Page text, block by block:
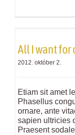
All I want for
2012. október 2.
Etiam sit amet
Phasellus
ornare, ante
sapien ultricies
Praesent